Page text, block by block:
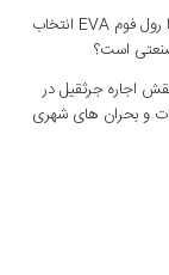
چرا رول فوم EVA انتخاب
است؟
اجاره جرثقیل در
و بحران های شهری